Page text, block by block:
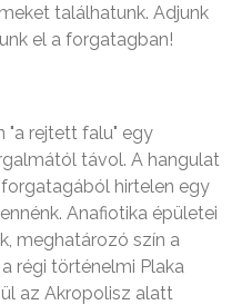
találhatunk. Adjunk
el a forgatagban!
"a rejtett falu" egy
távol. A hangulat
hirtelen egy
Anafiotika épületei
meghatározó szín a
régi történelmi Plaka
az Akropolisz alatt